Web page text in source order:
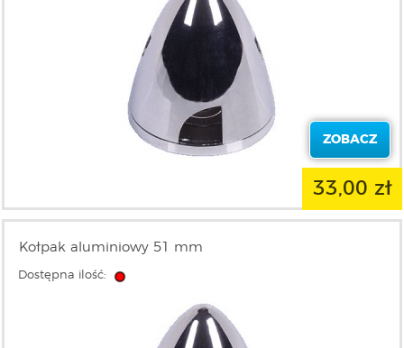
ZOBACZ
33,00 zł
Kołpak aluminiowy 51 mm
Dostępna ilość: